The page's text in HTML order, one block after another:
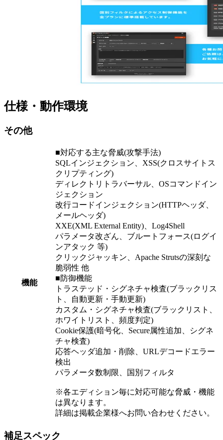
仕様・動作環境
その他
機能
■対応する主な脅威(攻撃手法)
SQLインジェクション、XSS(クロスサイトス
クリプティング)
ディレクトリトラバーサル、OSコマンドイン
ジェクション
改行コードインジェクション(HTTPヘッダ、
メールヘッダ)
XXE(XML External Entity)、Log4Shell
パラメータ改ざん、ブルートフォース(ログイ
ンアタック 等)
クリックジャッキン、Apache Strutsの深刻な
脆弱性 他
■防御機能
トラステッド・シグネチャ検査(ブラックリス
ト、自動更新・手動更新)
カスタム・シグネチャ検査(ブラックリスト、
ホワイトリスト、頻度判定)
Cookie保護(暗号化、Secure属性追加、シグネ
チャ検査)
応答ヘッダ追加・削除、URLデコードエラー
検出
パラメータ数制限、国別フィルタ
※各エディション毎に対応可能な脅威・機能
は異なります。
詳細は掲載企業様へお問い合わせください。
補足スペック